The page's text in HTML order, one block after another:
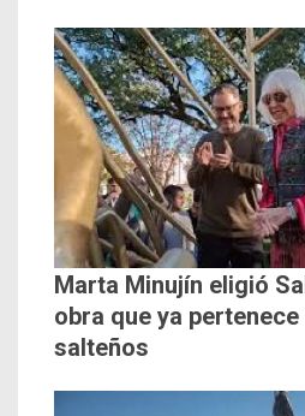
Marta Minujín eligió
obra que ya
salteños